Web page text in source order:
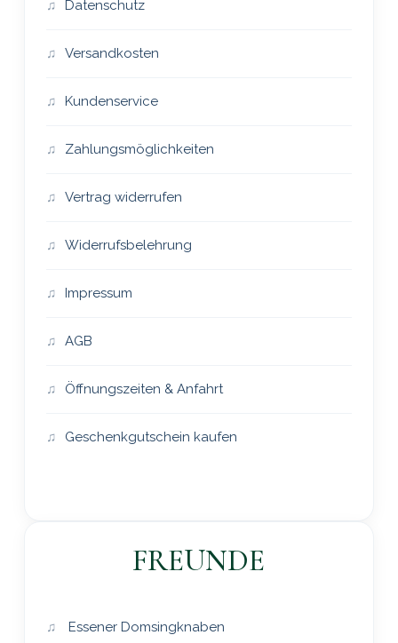
Datenschutz
Versandkosten
Kundenservice
Zahlungsmöglichkeiten
Vertrag widerrufen
Widerrufsbelehrung
Impressum
AGB
Öffnungszeiten & Anfahrt
Geschenkgutschein kaufen
FREUNDE
Essener Domsingknaben